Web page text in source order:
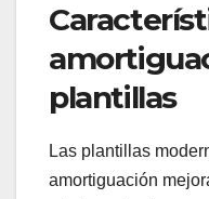
plantillas
Las plantillas
amortiguación